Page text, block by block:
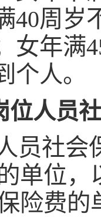
40周岁
女年满
个人。
位人员
员社会
单位，
险费